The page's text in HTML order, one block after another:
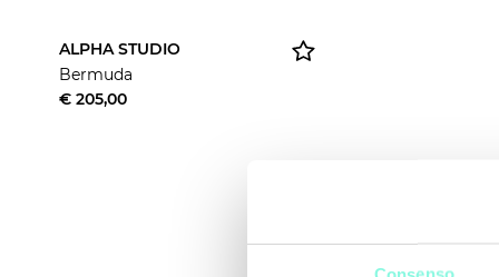
ALPHA STUDIO
Bermuda
€ 205,00